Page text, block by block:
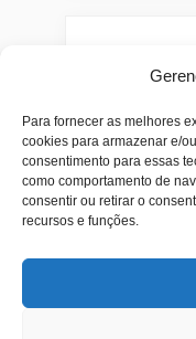
Para fornecer as melhores
cookies para armazenar e/
consentimento para essas
como comportamento de
consentir ou retirar o
recursos e funções.